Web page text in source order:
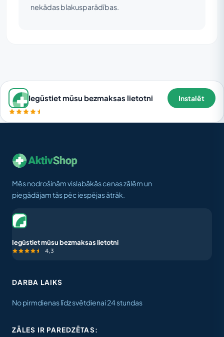
nekādas blakusparādības.
Iegūstiet mūsu bezmaksas lietotni Instalēt
Mēs nodrošinām vislabākās cenas zālēm un
piegādājam tās pēc iespējas ātrāk.
Iegūstiet mūsu bezmaksas lietotni
4,3
DARBA LAIKS
No pirmdienas līdz svētdienai 24 stundas
ZĀLES IR PAREDZĒTAS: